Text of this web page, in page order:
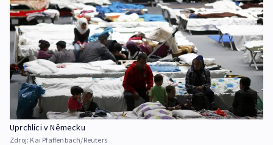
Uprchlíci v Německu
Zdroj: Kai Pfaffenbach/Reuters